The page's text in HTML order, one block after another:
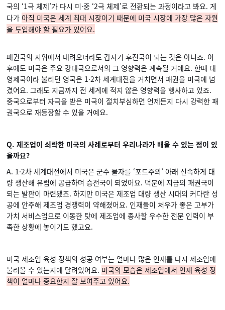
국의 ‘1극 체제’가 다시 미·중 ‘2극 체제’로 전환되는 과정이라고 봐요. 게
다가 아직 미국은 세계 최대 시장이기 때문에 미국 시장에 가장 많은 자원
을 투입해야 할 필요가 있어요.
패권국의 지위에서 내려오더라도 갑자기 후진국이 되는 것은 아니죠. 이
후에도 미국은 주요 강대국으로서의 그 영향력은 계속될 거예요. 한때 대
영제국이라 불리던 영국은 1·2차 세계대전을 거치면서 패권을 미국에 넘
겼어요. 그래도 지금까지 전 세계에 적지 않은 영향력을 행사하고 있죠.
중국으로부터 자극을 받은 미국이 절치부심하면 언제든지 다시 강력한 패
권국으로 재등장할 수 있을 거예요.
Q. 제조업이 쇠락한 미국의 사례로부터 우리나라가 배울 수 있는 점이 있
을까요?
A. 1·2차 세계대전에서 미국은 군수 물자를 ‘포드주의’ 아래 신속하게 대
량 생산해 유럽에 공급하며 승전국이 되었어요. 덕분에 지금의 패권국이
되는 발판이 마련됐죠. 하지만 미국은 제조업 대량 생산 시대의 커다란 성
공에 안주해 제조업 경쟁력이 약해졌어요. 인재들이 처우가 좋은 고부가
가치 서비스업으로 이동한 탓에 제조업에 종사할 우수한 전문 인력이 부
족한 상황에 놓이기도 했고요.
미국 제조업 육성 정책의 성공 여부는 얼마나 많은 인재를 다시 제조업에
불러올 수 있는지에 달려있어요. 미국의 모습은 제조업에서 인재 육성 정
책이 얼마나 중요한지 잘 보여주고 있어요.